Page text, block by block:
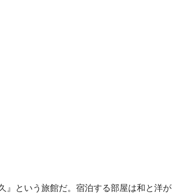
』という旅館だ。宿泊する部屋は和と洋が